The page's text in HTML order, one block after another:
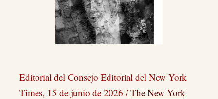
Editorial del Consejo Editorial del New York
Times, 15 de junio de 2026 /The New York